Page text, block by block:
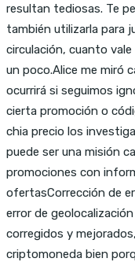
resultan tediosas. Te
también utilizarla para
circulación, cuanto
un poco.Alice me miró
ocurrirá si seguimos
cierta promoción o
chia precio los
puede ser una misión
promociones con
ofertasCorrección de
error de
corregidos y
criptomoneda bien